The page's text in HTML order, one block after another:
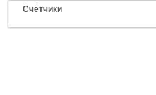
Счётчики